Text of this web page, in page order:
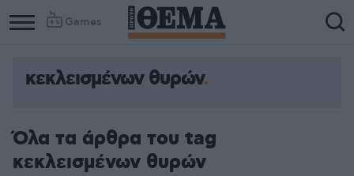
Games
κεκλεισμένων θυρών
Όλα τα άρθρα του tag
κεκλεισμένων θυρών